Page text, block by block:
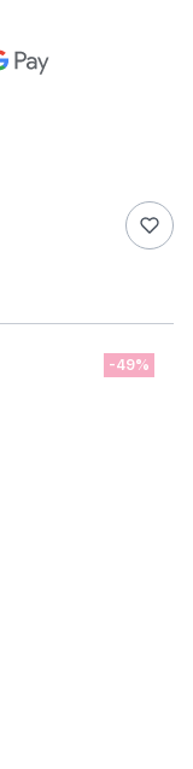
-49%